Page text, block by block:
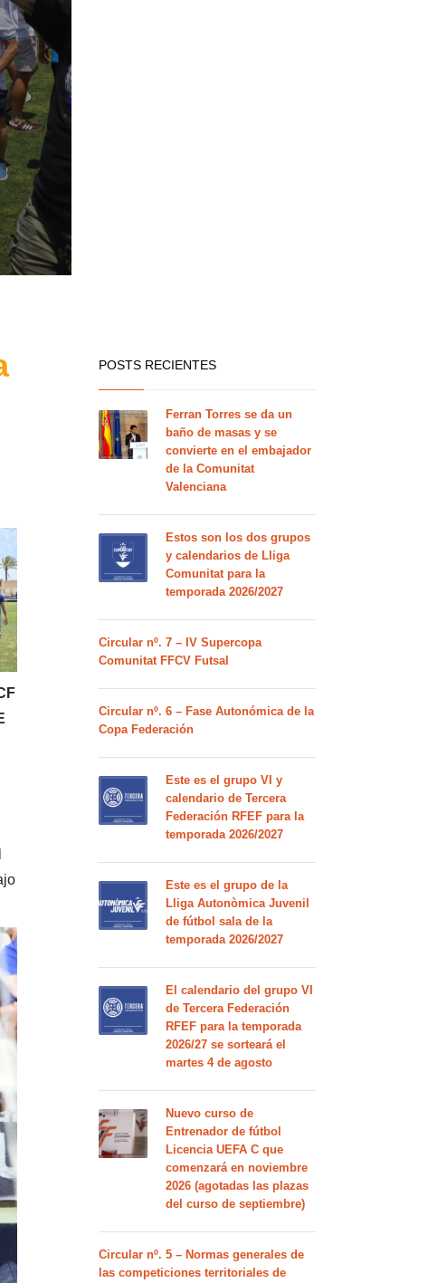
POSTS RECIENTES
Ferran Torres se da un
baño de masas y se
convierte en el embajador
de la Comunitat
Valenciana
Estos son los dos grupos
y calendarios de Lliga
Comunitat para la
temporada 2026/2027
Circular nº. 7 – IV Supercopa
Comunitat FFCV Futsal
Circular nº. 6 – Fase Autonómica de la
Copa Federación
Este es el grupo VI y
calendario de Tercera
Federación RFEF para la
temporada 2026/2027
Este es el grupo de la
Lliga Autonòmica Juvenil
de fútbol sala de la
temporada 2026/2027
El calendario del grupo VI
de Tercera Federación
RFEF para la temporada
2026/27 se sorteará el
martes 4 de agosto
Nuevo curso de
Entrenador de fútbol
Licencia UEFA C que
comenzará en noviembre
2026 (agotadas las plazas
del curso de septiembre)
Circular nº. 5 – Normas generales de
las competiciones territoriales de